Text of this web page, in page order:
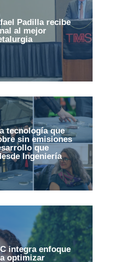
Padilla recibe
al mejor
tecnología que
sin emisiones
que
Ingeniería
integra enfoque
optimizar